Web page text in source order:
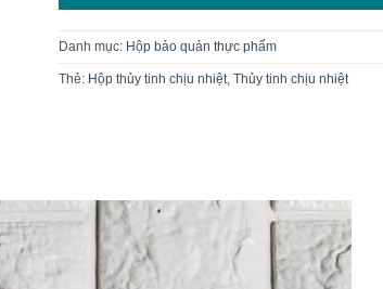
Danh mục: Hộp bảo quản thực phẩm
Thẻ: Hộp thủy tinh chịu nhiệt, Thủy tinh chịu nhiệt